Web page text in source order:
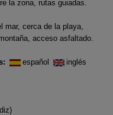
la zona, rutas guiadas.
mar, cerca de la playa,
acceso asfaltado.
español inglés